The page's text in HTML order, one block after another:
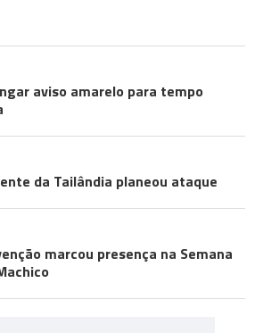
aviso amarelo para tempo
da Tailândia planeou ataque
marcou presença na Semana